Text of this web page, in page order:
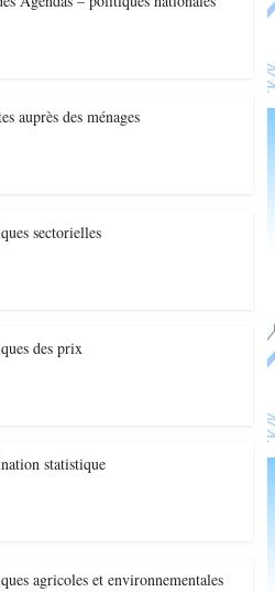
auprès des ménages
sectorielles
des prix
statistique
agricoles et environnementales